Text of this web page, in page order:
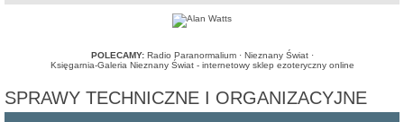
POLECAMY: Radio Paranormalium· Nieznany Świat·
Księgarnia-Galeria Nieznany Świat - internetowy sklep ezoteryczny online
SPRAWY TECHNICZNE I ORGANIZACYJNE